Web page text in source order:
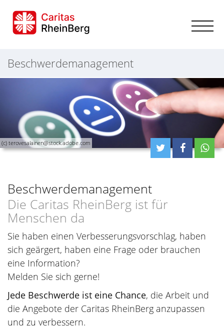
Beschwerdemanagement
(c) terovesalainen@stock.adobe.com
Beschwerdemanagement
Die Caritas RheinBerg ist für
Menschen da
Sie haben einen Verbesserungsvorschlag, haben
sich geärgert, haben eine Frage oder brauchen
eine Information?
Melden Sie sich gerne!
Jede Beschwerde ist eine Chance, die Arbeit und
die Angebote der Caritas RheinBerg anzupassen
und zu verbessern.